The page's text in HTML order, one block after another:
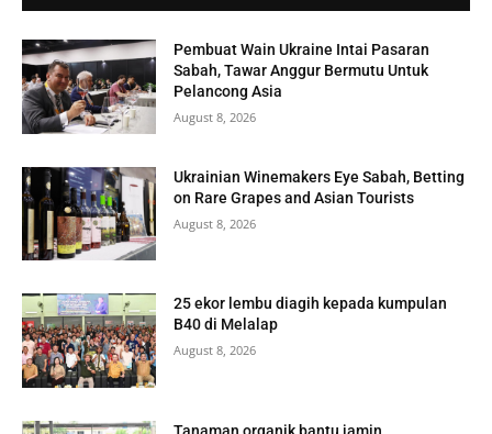
Pembuat Wain Ukraine Intai Pasaran
Sabah, Tawar Anggur Bermutu Untuk
Pelancong Asia
August 8, 2026
Ukrainian Winemakers Eye Sabah, Betting
on Rare Grapes and Asian Tourists
August 8, 2026
25 ekor lembu diagih kepada kumpulan
B40 di Melalap
August 8, 2026